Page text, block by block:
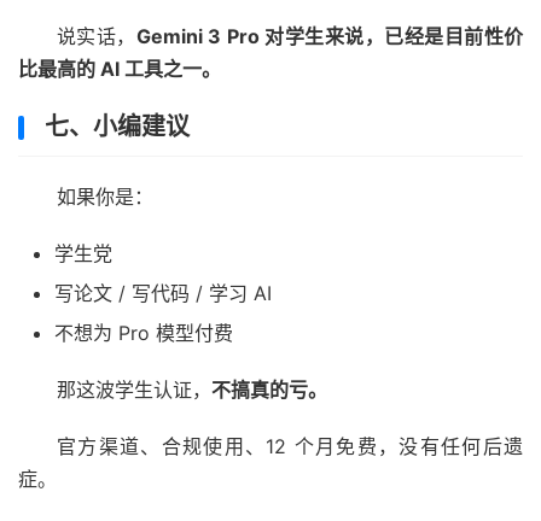
说实话， Gemini 3 Pro 对学生来说，已经是目前性价
比最高的 AI 工具之一。
七、小编建议
如果你是：
学生党
写论文 / 写代码 / 学习 AI
不想为 Pro 模型付费
那这波学生认证， 不搞真的亏。
官方渠道、合规使用、12 个月免费，没有任何后遗
症。